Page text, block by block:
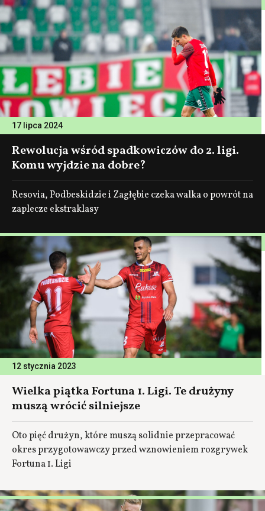
17 lipca 2024
Rewolucja wśród spadkowiczów do 2. ligi.
Komu wyjdzie na dobre?
Resovia, Podbeskidzie i Zagłębie czeka walka o powrót na
zaplecze ekstraklasy
12 stycznia 2023
Wielka piątka Fortuna 1. Ligi. Te drużyny
muszą wrócić silniejsze
Oto pięć drużyn, które muszą solidnie przepracować
okres przygotowawczy przed wznowieniem rozgrywek
Fortuna 1. Ligi